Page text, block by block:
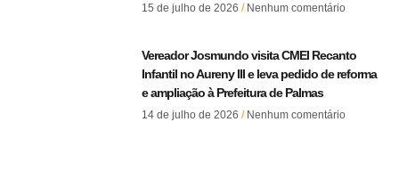
15 de julho de 2026 Nenhum comentário
Vereador Josmundo visita CMEI Recanto
Infantil no Aureny III e leva pedido de reforma
e ampliação à Prefeitura de Palmas
14 de julho de 2026 Nenhum comentário